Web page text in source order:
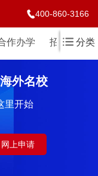
400-860-3166
作办学 招生简章
分类
外名校
里开始
网上申请